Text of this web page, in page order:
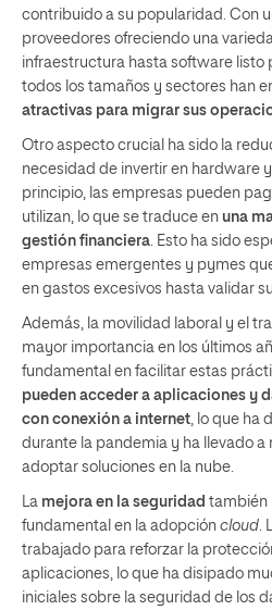
contribuido a su popularidad. Con
proveedores ofreciendo una
infraestructura hasta software listo
todos los tamaños y sectores han
atractivas para migrar sus
Otro aspecto crucial ha sido la
necesidad de invertir en hardware
principio, las empresas pueden
utilizan, lo que se traduce en una
gestión financiera. Esto ha sido
empresas emergentes y pymes
en gastos excesivos hasta validar
Además, la movilidad laboral y el
mayor importancia en los últimos
fundamental en facilitar estas
pueden acceder a aplicaciones y
con conexión a internet, lo que ha
durante la pandemia y ha llevado a
adoptar soluciones en la nube.
La mejora en la seguridad también
fundamental en la adopción cloud.
trabajado para reforzar la
aplicaciones, lo que ha disipado
iniciales sobre la seguridad de los